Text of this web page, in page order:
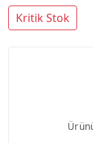
Kritik Stok